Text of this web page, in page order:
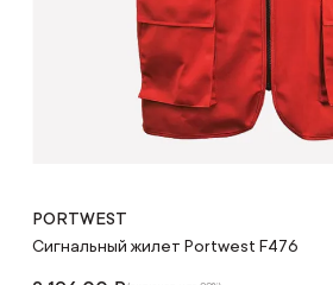
PORTWEST
Сигнальный жилет Portwest F476